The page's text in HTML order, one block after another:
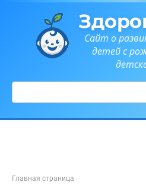
Сайт о
детей с
Поиск:
Главная страница